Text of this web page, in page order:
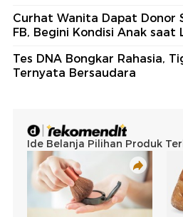
Curhat Wanita Dapat Donor
FB, Begini Kondisi Anak saat
Tes DNA Bongkar Rahasia,
Ternyata Bersaudara